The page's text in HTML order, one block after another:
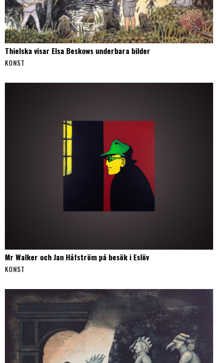
Thielska visar Elsa Beskows underbara bilder
KONST
Mr Walker och Jan Håfström på besök i Eslöv
KONST